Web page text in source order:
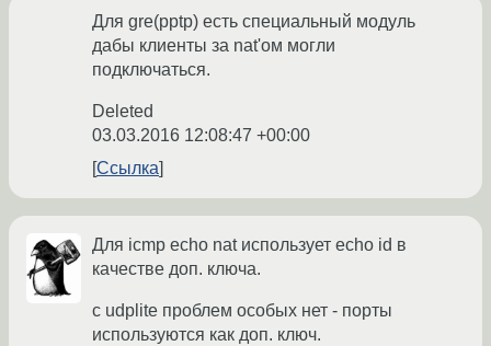
Для gre(pptp) есть специальный модуль
дабы клиенты за nat'ом могли
подключаться.
Deleted
03.03.2016 12:08:47 +00:00
Ссылка
Для icmp echo nat использует echo id в
качестве доп. ключа.
c udplite проблем особых нет - порты
используются как доп. ключ.